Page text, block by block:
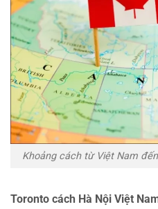
Khoảng cách từ Việt Nam
Toronto cách Hà Nội Việt